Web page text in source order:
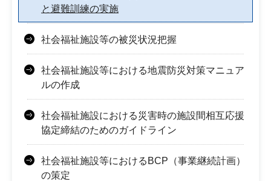
と避難訓練の実施
社会福祉施設等の被災状況把握
社会福祉施設等における地震防災対策マニュア
ルの作成
社会福祉施設における災害時の施設間相互応援
協定締結のためのガイドライン
社会福祉施設等におけるBCP（事業継続計画）
の策定